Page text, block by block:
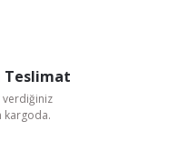
Teslimat
verdiğiniz
kargoda.